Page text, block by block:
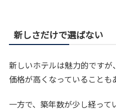
新しさだけで選ばない
新しいホテルは魅力的です
価格が高くなっていることも
一方で、築年数が少し経って